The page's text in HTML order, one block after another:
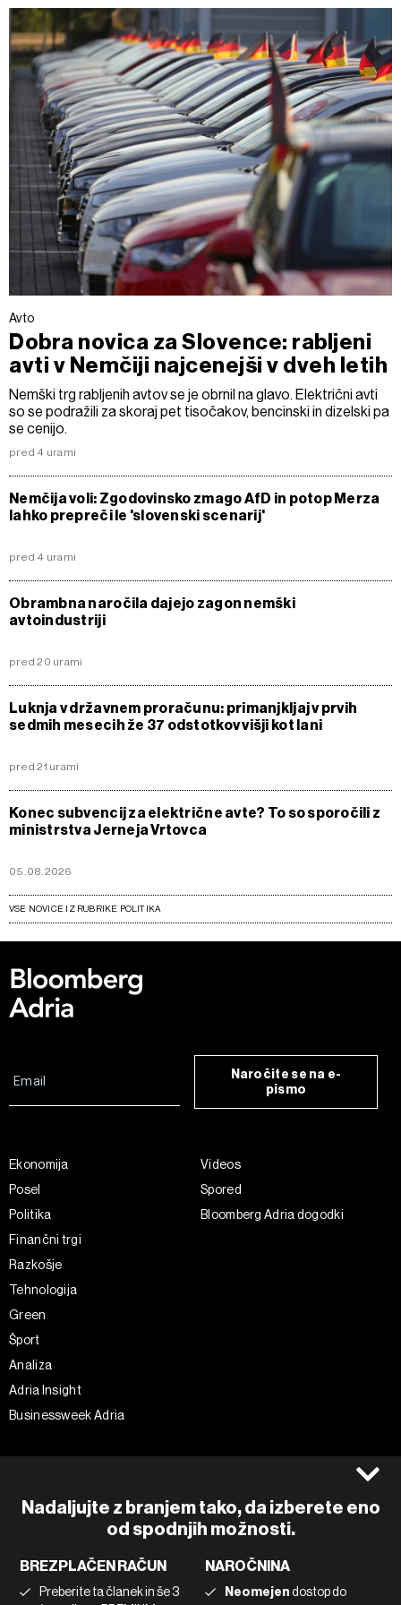
Avto
Dobra novica za Slovence: rabljeni
avti v Nemčiji najcenejši v dveh letih
Nemški trg rabljenih avtov se je obrnil na glavo. Električni avti
so se podražili za skoraj pet tisočakov, bencinski in dizelski pa
se cenijo.
pred 4 urami
Nemčija voli: Zgodovinsko zmago AfD in potop Merza
lahko prepreči le 'slovenski scenarij'
pred 4 urami
Obrambna naročila dajejo zagon nemški
avtoindustriji
pred 20 urami
Luknja v državnem proračunu: primanjkljaj v prvih
sedmih mesecih že 37 odstotkov višji kot lani
pred 21 urami
Konec subvencij za električne avte? To so sporočili z
ministrstva Jerneja Vrtovca
05.08.2026
VSE NOVICE IZ RUBRIKE POLITIKA
Nadaljujte z branjem tako, da izberete eno
od spodnjih možnosti.
BREZPLAČEN RAČUN
Preberite ta članek in še 3
NAROČNINA
Neomejendostop do
Naročite se na e-
pismo
Ekonomija
Posel
Politika
Finančni trgi
Razkošje
Tehnologija
Green
Šport
Analiza
Adria Insight
Businessweek Adria
Videos
Spored
Bloomberg Adria dogodki
Piškotki
Marketing
Uporaba umetne inteligence
Instagram
Linkedin
Tiktok